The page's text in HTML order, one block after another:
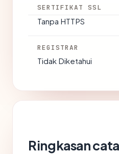
SERTIFIKAT SSL
Tanpa HTTPS
REGISTRAR
Tidak Diketahui
Ringkasan